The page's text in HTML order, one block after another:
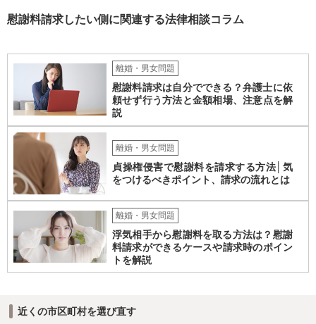
慰謝料請求したい側に関連する法律相談コラム
離婚・男女問題
慰謝料請求は自分でできる？弁護士に依
頼せず行う方法と金額相場、注意点を解
説
離婚・男女問題
貞操権侵害で慰謝料を請求する方法│気
をつけるべきポイント、請求の流れとは
離婚・男女問題
浮気相手から慰謝料を取る方法は？慰謝
料請求ができるケースや請求時のポイン
トを解説
近くの市区町村を選び直す